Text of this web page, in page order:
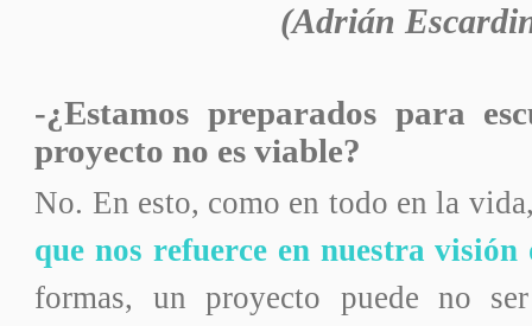
(Adrián
-¿Estamos preparados para
proyecto no es viable?
No. En esto, como en todo en la
que nos refuerce en nuestra visión
formas, un proyecto puede no